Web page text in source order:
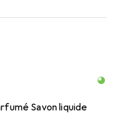
Savon liquide